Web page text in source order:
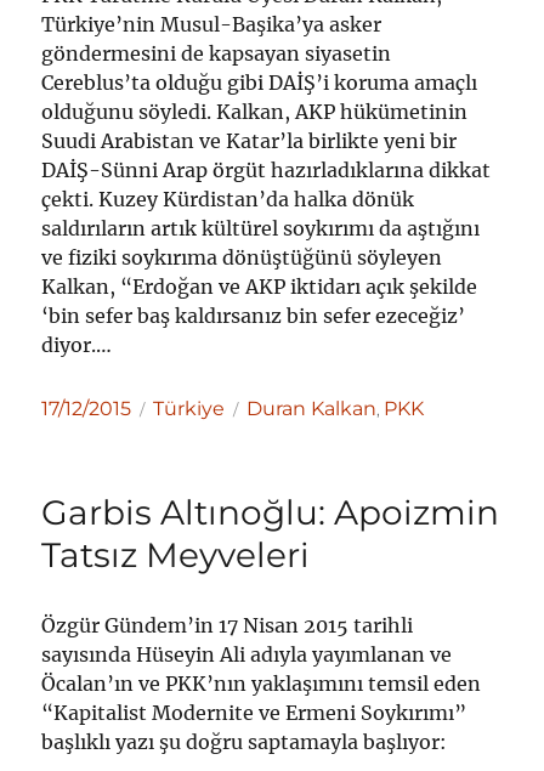
Türkiye’nin Musul-Başika’ya asker
göndermesini de kapsayan siyasetin
Cereblus’ta olduğu gibi DAİŞ’i koruma amaçlı
olduğunu söyledi. Kalkan, AKP hükümetinin
Suudi Arabistan ve Katar’la birlikte yeni bir
DAİŞ-Sünni Arap örgüt hazırladıklarına dikkat
çekti. Kuzey Kürdistan’da halka dönük
saldırıların artık kültürel soykırımı da aştığını
ve fiziki soykırıma dönüştüğünü söyleyen
Kalkan, “Erdoğan ve AKP iktidarı açık şekilde
‘bin sefer baş kaldırsanız bin sefer ezeceğiz’
diyor.…
Yayın
17/12/2015 Kategoriler
Türkiye Etiketler
Duran Kalkan, PKK
Garbis Altınoğlu: Apoizmin
Tatsız Meyveleri
Özgür Gündem’in 17 Nisan 2015 tarihli
sayısında Hüseyin Ali adıyla yayımlanan ve
Öcalan’ın ve PKK’nın yaklaşımını temsil eden
“Kapitalist Modernite ve Ermeni Soykırımı”
başlıklı yazı şu doğru saptamayla başlıyor: